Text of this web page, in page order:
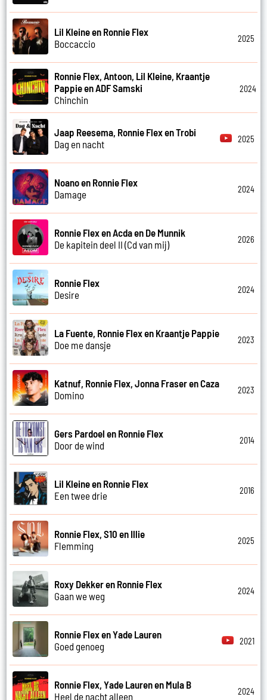
Lil Kleine en Ronnie Flex
Boccaccio
2025
Ronnie Flex, Antoon, Lil Kleine, Kraantje
Pappie en ADF Samski
Chinchin
2024
Jaap Reesema, Ronnie Flex en Trobi
Dag en nacht
2025
Noano en Ronnie Flex
Damage
2024
Ronnie Flex en Acda en De Munnik
De kapitein deel II (Cd van mij)
2026
Ronnie Flex
Desire
2024
La Fuente, Ronnie Flex en Kraantje Pappie
Doe me dansje
2023
Katnuf, Ronnie Flex, Jonna Fraser en Caza
Domino
2023
Gers Pardoel en Ronnie Flex
Door de wind
2014
Lil Kleine en Ronnie Flex
Een twee drie
2016
Ronnie Flex, S10 en Illie
Flemming
2025
Roxy Dekker en Ronnie Flex
Gaan we weg
2024
Ronnie Flex en Yade Lauren
Goed genoeg
2021
Ronnie Flex, Yade Lauren en Mula B
Heel de nacht alleen
2024